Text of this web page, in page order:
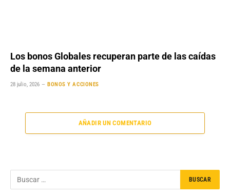
Los bonos Globales recuperan parte de las caídas
de la semana anterior
28 julio, 2026 BONOS Y ACCIONES
AÑADIR UN COMENTARIO